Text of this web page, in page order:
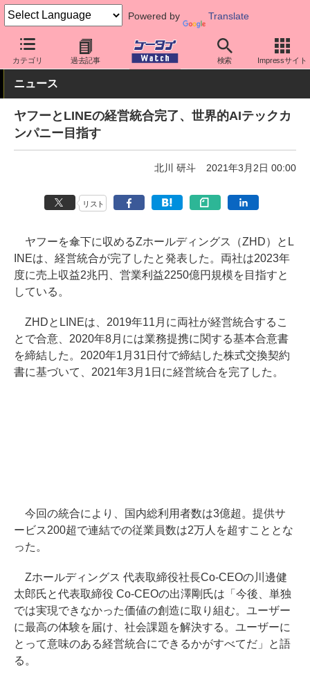
Powered by Translate
カテゴリ 過去記事 検索 Impressサイト
ケータイ Watch 業界動向 企業動向
ニュース
ヤフーとLINEの経営統合完了、世界的AIテックカ
ンパニー目指す
北川 研斗 2021年3月2日 00:00
リスト
ヤフーを傘下に収めるZホールディングス（ZHD）とL
INEは、経営統合が完了したと発表した。両社は2023年
度に売上収益2兆円、営業利益2250億円規模を目指すと
している。
ZHDとLINEは、2019年11月に両社が経営統合するこ
とで合意、2020年8月には業務提携に関する基本合意書
を締結した。2020年1月31日付で締結した株式交換契約
書に基づいて、2021年3月1日に経営統合を完了した。
今回の統合により、国内総利用者数は3億超。提供サ
ービス200超で連結での従業員数は2万人を超すこととな
った。
Zホールディングス 代表取締役社長Co-CEOの川邊健
太郎氏と代表取締役 Co-CEOの出澤剛氏は「今後、単独
では実現できなかった価値の創造に取り組む。ユーザー
に最高の体験を届け、社会課題を解決する。ユーザーに
とって意味のある経営統合にできるかがすべてだ」と語
る。